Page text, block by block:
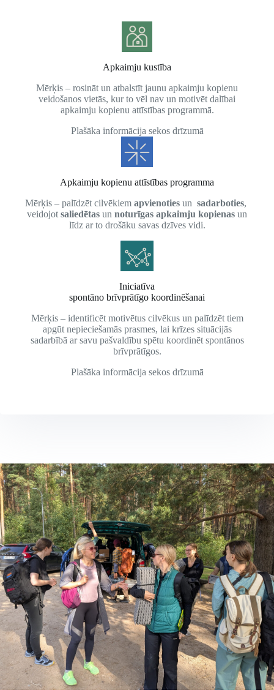
Apkaimju kustība
Mērķis – rosināt un atbalstīt jaunu apkaimju kopienu
veidošanos vietās, kur to vēl nav un motivēt dalībai
apkaimju kopienu attīstības programmā.
Plašāka informācija sekos drīzumā
Apkaimju kopienu attīstības programma
Mērķis – palīdzēt cilvēkiem apvienoties un sadarboties,
veidojot saliedētas un noturīgas apkaimju kopienas un
līdz ar to drošāku savas dzīves vidi.
Iniciatīva
spontāno brīvprātīgo koordinēšanai
Mērķis – identificēt motivētus cilvēkus un palīdzēt tiem
apgūt nepieciešamās prasmes, lai krīzes situācijās
sadarbībā ar savu pašvaldību spētu koordinēt spontānos
brīvprātīgos.
Plašāka informācija sekos drīzumā